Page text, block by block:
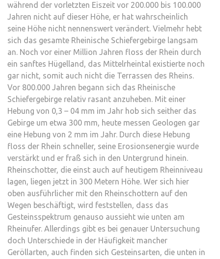
während der vorletzten Eiszeit vor 200.000 bis 100.000
Jahren nicht auf dieser Höhe, er hat wahrscheinlich
seine Höhe nicht nennenswert verändert. Vielmehr hebt
sich das gesamte Rheinische Schiefergebirge langsam
an. Noch vor einer Million Jahren floss der Rhein durch
ein sanftes Hügelland, das Mittelrheintal existierte noch
gar nicht, somit auch nicht die Terrassen des Rheins.
Vor 800.000 Jahren begann sich das Rheinische
Schiefergebirge relativ rasant anzuheben. Mit einer
Hebung von 0,3 – 04 mm im Jahr hob sich seither das
Gebirge um etwa 300 mm, heute messen Geologen gar
eine Hebung von 2 mm im Jahr. Durch diese Hebung
floss der Rhein schneller, seine Erosionsenergie wurde
verstärkt und er fraß sich in den Untergrund hinein.
Rheinschotter, die einst auch auf heutigem Rheinniveau
lagen, liegen jetzt in 300 Metern Höhe. Wer sich hier
oben ausführlicher mit den Rheinschottern auf den
Wegen beschäftigt, wird feststellen, dass das
Gesteinsspektrum genauso aussieht wie unten am
Rheinufer. Allerdings gibt es bei genauer Untersuchung
doch Unterschiede in der Häufigkeit mancher
Geröllarten, auch finden sich Gesteinsarten, die unten in